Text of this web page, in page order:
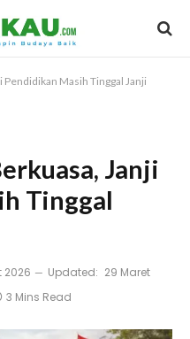
Pendidikan Masih Tinggal Janji
Janji
Tinggal
2026 Updated: 29 Maret
3 Mins Read